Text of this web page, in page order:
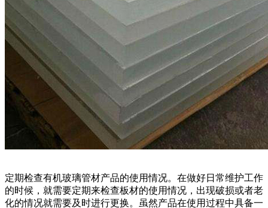
定期检查有机玻璃管材产品的使用情况。在做好日常维护工作
的时候，就需要定期来检查板材的使用情况，出现破损或者老
化的情况就需要及时进行更换。虽然产品在使用过程中具备一